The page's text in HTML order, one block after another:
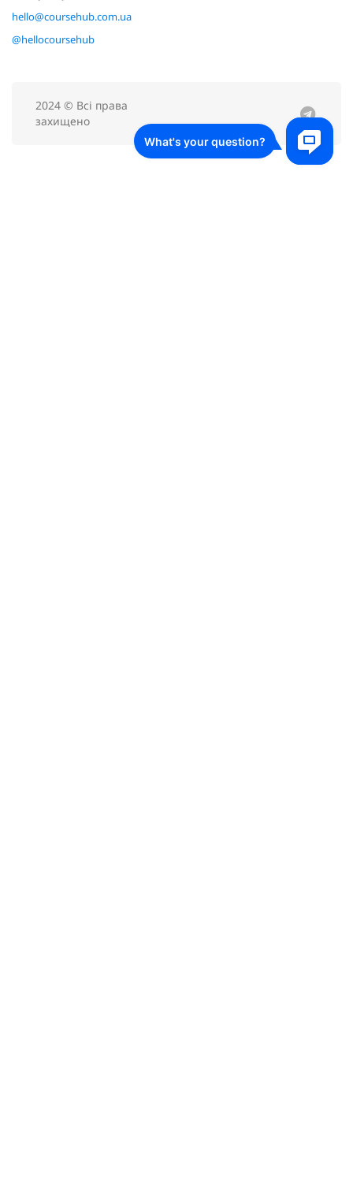
hello@coursehub.com.ua
@hellocoursehub
2024 © Всі права
захищено